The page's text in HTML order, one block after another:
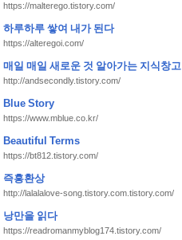
https://malterego.tistory.com/
하루하루 쌓여 내가 된다
https://alteregoi.com/
매일 매일 새로운 것 알아가는 지식창고
http://andsecondly.tistory.com/
Blue Story
https://www.mblue.co.kr/
Beautiful Terms
https://bt812.tistory.com/
즉흥환상
http://lalalalove-song.tistory.com.tistory.com/
낭만을 읽다
https://readromanmyblog174.tistory.com/